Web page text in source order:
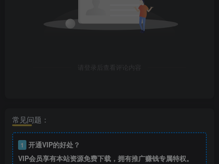
请登录后查看评论内容
常见问题：
1
开通VIP的好处？
VIP会员享有本站资源免费下载，拥有推广赚钱专属特权。